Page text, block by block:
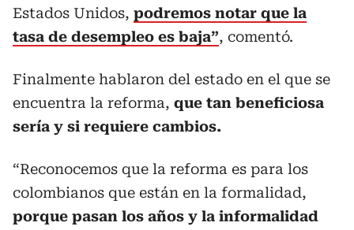
Estados Unidos, podremos notar que la
tasa de desempleo es baja”, comentó.
Finalmente hablaron del estado en el que se
encuentra la reforma, que tan beneficiosa
sería y si requiere cambios.
“Reconocemos que la reforma es para los
colombianos que están en la formalidad,
porque pasan los años y la informalidad